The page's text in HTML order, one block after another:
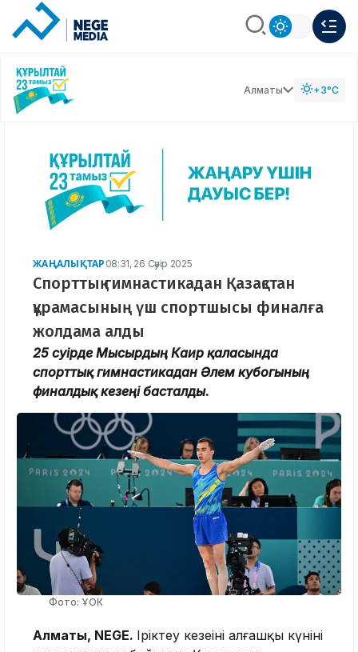
Алматы +3°C
ЖАҢАЛЫҚТАР 08:31, 26 Сәуір 2025
Спорттық гимнастикадан Қазақстан
құрамасының үш спортшысы финалға
жолдама алды
25 сәуірде Мысырдың Каир қаласында
спорттық гимнастикадан Әлем кубогының
финалдық кезеңі басталды.
Фото: ҰОК
Алматы, NEGE. Іріктеу кезеңінің алғашқы күнінің